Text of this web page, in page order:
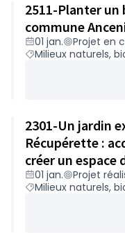
2511-Planter un
commune
01 jan.
Projet en
Milieux naturels,
2301-Un jardin
Récupérette :
créer un
permaculturel et
863€
01 jan.
Projet
Milieux naturels,